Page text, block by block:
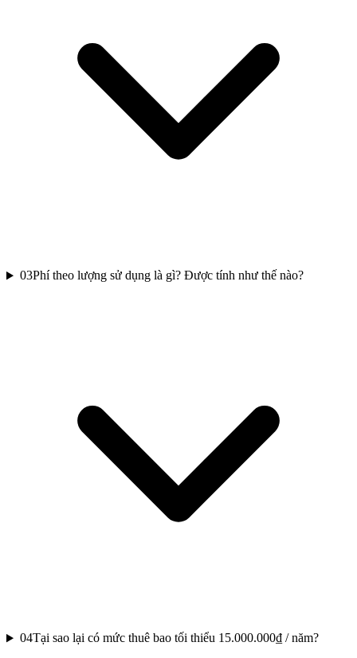
03Phí theo lượng sử dụng là gì? Được tính như thế nào?
04Tại sao lại có mức thuê bao tối thiểu 15.000.000₫ / năm?